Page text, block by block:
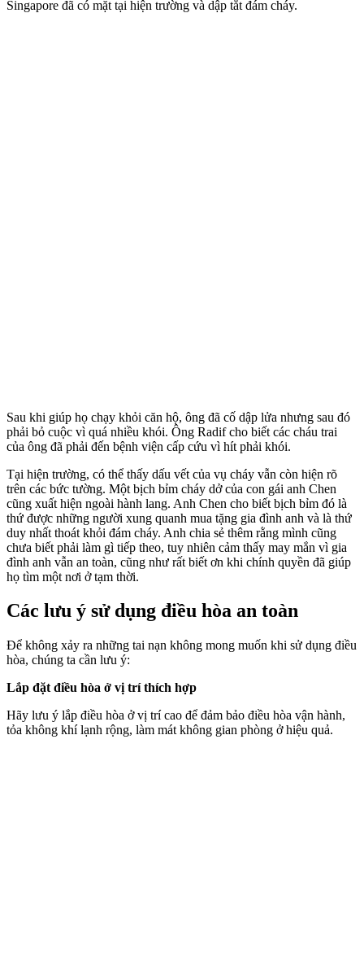
Singapore đã có mặt tại hiện trường và dập tắt đám cháy.
Sau khi giúp họ chạy khỏi căn hộ, ông đã cố dập lửa nhưng sau đó
phải bỏ cuộc vì quá nhiều khói. Ông Radif cho biết các cháu trai
của ông đã phải đến bệnh viện cấp cứu vì hít phải khói.
Tại hiện trường, có thể thấy dấu vết của vụ cháy vẫn còn hiện rõ
trên các bức tường. Một bịch bỉm cháy dở của con gái anh Chen
cũng xuất hiện ngoài hành lang. Anh Chen cho biết bịch bỉm đó là
thứ được những người xung quanh mua tặng gia đình anh và là thứ
duy nhất thoát khỏi đám cháy. Anh chia sẻ thêm rằng mình cũng
chưa biết phải làm gì tiếp theo, tuy nhiên cảm thấy may mắn vì gia
đình anh vẫn an toàn, cũng như rất biết ơn khi chính quyền đã giúp
họ tìm một nơi ở tạm thời.
Các lưu ý sử dụng điều hòa an toàn
Để không xảy ra những tai nạn không mong muốn khi sử dụng điều
hòa, chúng ta cần lưu ý:
Lắp đặt điều hòa ở vị trí thích hợp
Hãy lưu ý lắp điều hòa ở vị trí cao để đảm bảo điều hòa vận hành,
tỏa không khí lạnh rộng, làm mát không gian phòng ở hiệu quả.